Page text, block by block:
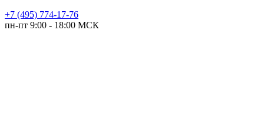
+7 (495) 774-17-76
пн-пт 9:00 - 18:00 МСК